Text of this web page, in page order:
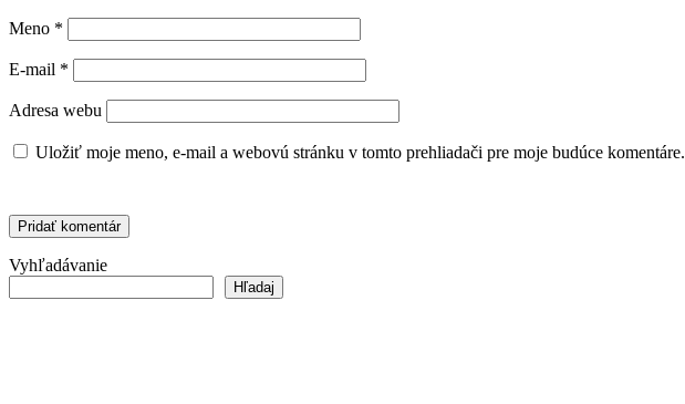
Meno *
E-mail *
Adresa webu
Uložiť moje meno, e-mail a webovú stránku v tomto prehliadači pre moje budúce komentáre.
Vyhľadávanie
Hľadaj